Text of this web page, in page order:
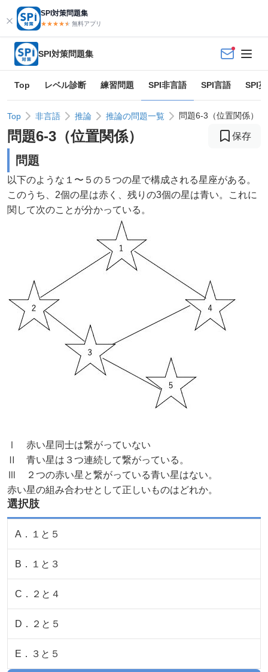
SPI対策問題集
★★★★★
★ 無料アプリ
SPI対策問題集
Top レベル診断 練習問題 SPI非言語 SPI言語 SPI
Top 非言語 推論 推論の問題一覧 問題6-3（位置関係）
問題6-3 （位置関係） 保存
問題
以下のような１〜５の５つの星で構成される星座がある。
このうち、2個の星は赤く、残りの3個の星は青い。これに
関して次のことが分かっている。
Ⅰ 赤い星同士は繋がっていない
Ⅱ 青い星は３つ連続して繋がっている。
Ⅲ ２つの赤い星と繋がっている青い星はない。
赤い星の組み合わせとして正しいものはどれか。
選択肢
A ． １と５
B ． １と３
C ． ２と４
D ． ２と５
E ． ３と５